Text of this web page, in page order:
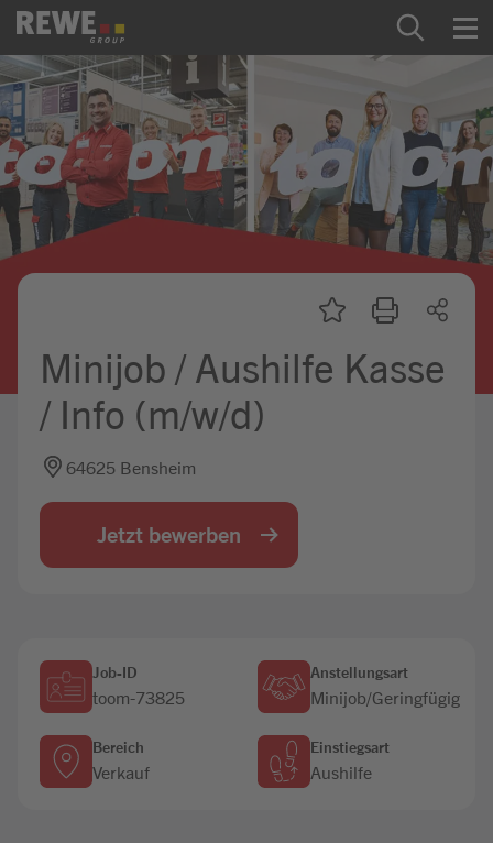
Zum Inhalt springen
Startseite
REWE Group als Arbeitgeber
Ausbildung & Studium
Praktikum & Werkstudium
Mein Kandidat:innenprofil
Minijob / Aushilfe Kasse
/ Info (m/w/d)
64625 Bensheim
Jetzt bewerben
Job-ID
toom-73825
Anstellungsart
Minijob/Geringfügig
Bereich
Verkauf
Einstiegsart
Aushilfe